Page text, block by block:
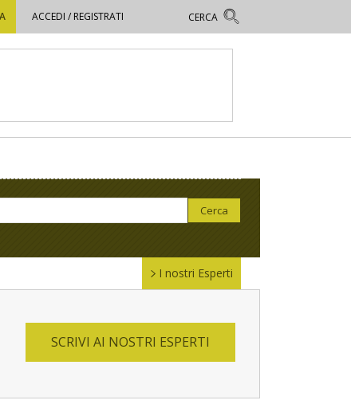
ACCEDI / REGISTRATI
I nostri Esperti
SCRIVI AI NOSTRI ESPERTI